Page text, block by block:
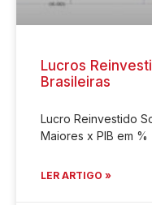
Lucros
Brasileiras
Lucro Reinvestido
Maiores x PIB em %
LER ARTIGO »